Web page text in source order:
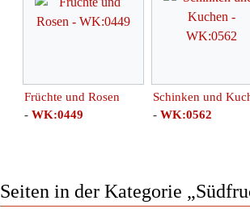
Früchte und Rosen
- WK:0449
Schinken und
- WK:0562
Seiten in der Kategorie